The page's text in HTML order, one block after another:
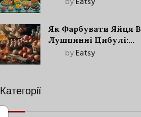
Як Фарбувати Яйця В
Лушпинні Цибулі:
Старовинний Метод З
byEatsy
Категорії